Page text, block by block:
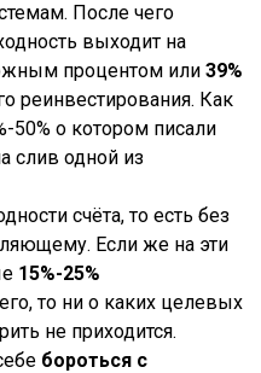
После чего
выходит на
процентом или39%
реинвестирования. Как
50% о котором писали
слив одной из
счёта, то есть без
Если же на эти
15%-25%
то ни о каких целевых
не приходится.
бороться с